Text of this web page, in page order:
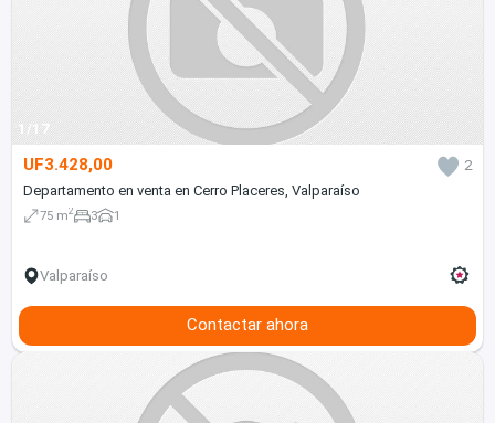
1/17
UF3.428,00
2
Departamento en venta en Cerro Placeres, Valparaíso
75 m2 3 1
Valparaíso
Contactar ahora